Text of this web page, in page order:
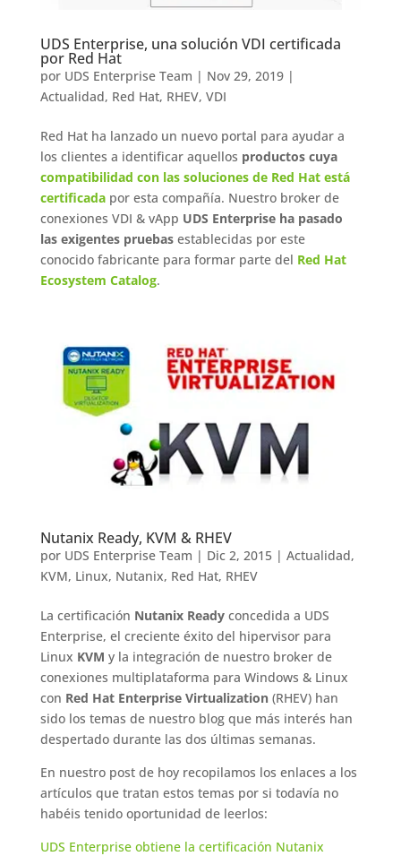
UDS Enterprise, una solución VDI certificada
por Red Hat
por UDS Enterprise Team | Nov 29, 2019|
Actualidad, Red Hat, RHEV, VDI
Red Hat ha lanzado un nuevo portal para ayudar a
los clientes a identificar aquellos productos cuya
compatibilidad con las soluciones de Red Hat está
certificadapor esta compañía. Nuestro broker de
conexiones VDI & vApp UDS Enterprise ha pasado
las exigentes pruebasestablecidas por este
conocido fabricante para formar parte del Red Hat
Ecosystem Catalog.
Nutanix Ready, KVM & RHEV
por UDS Enterprise Team | Dic 2, 2015| Actualidad,
KVM, Linux, Nutanix, Red Hat, RHEV
La certificación Nutanix Readyconcedida a UDS
Enterprise, el creciente éxito del hipervisor para
Linux KVM y la integración de nuestro broker de
conexiones multiplataforma para Windows & Linux
con Red Hat Enterprise Virtualization(RHEV) han
sido los temas de nuestro blog que más interés han
despertado durante las dos últimas semanas.
En nuestro post de hoy recopilamos los enlaces a los
artículos que tratan estos temas por si todavía no
habéis tenido oportunidad de leerlos:
UDS Enterprise obtiene la certificación Nutanix